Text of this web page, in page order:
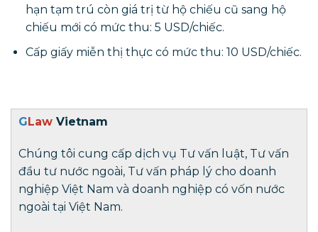
hạn tạm trú còn giá trị từ hộ chiếu cũ sang hộ
chiếu mới có mức thu: 5 USD/chiếc.
Cấp giấy miễn thị thực có mức thu: 10 USD/chiếc.
GLaw Vietnam
Chúng tôi cung cấp dịch vụ Tư vấn luật, Tư vấn
đầu tư nước ngoài, Tư vấn pháp lý cho doanh
nghiệp Việt Nam và doanh nghiệp có vốn nước
ngoài tại Việt Nam.